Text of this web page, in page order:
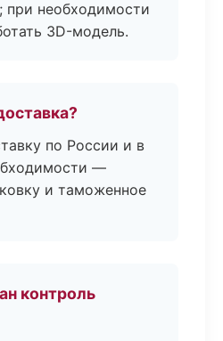
при необходимости
3D-модель.
по России и в
—
и таможенное
контроль